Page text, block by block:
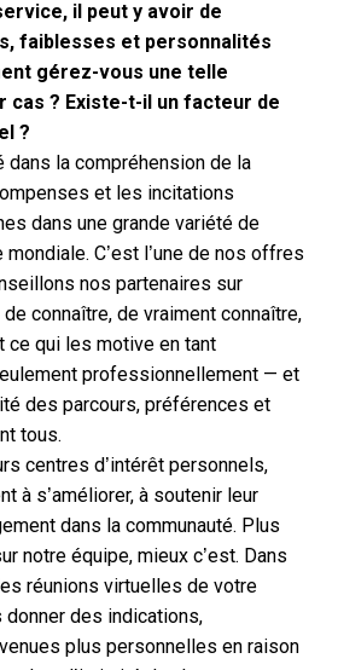
il peut y avoir de
faiblesses et personnalités
gérez-vous une telle
cas ? Existe-t-il un facteur de
?
la compréhension de la
et les incitations
dans une grande variété de
mondiale. C’est l’une de nos offres
nos partenaires sur
de connaître, de vraiment connaître,
ce qui les motive en tant
professionnellement — et
des parcours, préférences et
tous.
centres d’intérêt personnels,
à s’améliorer, à soutenir leur
dans la communauté. Plus
notre équipe, mieux c’est. Dans
réunions virtuelles de votre
des indications,
plus personnelles en raison